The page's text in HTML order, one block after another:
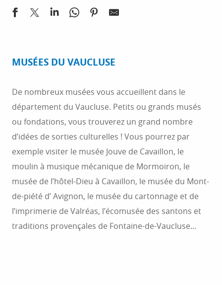
cuisiner ensuite pour des repas généreux partagés
du Syndicat d’Initiative pour connaître toutes les
du Vaucluse ? Vous trouverez aussi, sur nos pages,
ou estivales, des activités nature, des visites
culturelles ou des idées d’excursions
gourmandes.Vous pouvez préparer vos vacances en
choisissant votre hébergement en ligne.
MUSÉES DU VAUCLUSE
De nombreux musées vous accueillent dans le
département du Vaucluse. Petits ou grands musés
ou fondations, vous trouverez un grand nombre
d’idées de sorties culturelles ! Vous pourrez par
exemple visiter le musée Jouve de Cavaillon, le
moulin à musique mécanique de Mormoiron, le
musée de l’hôtel-Dieu à Cavaillon, le musée du Mont-
de-piété d’ Avignon, le musée du cartonnage et de
l’imprimerie de Valréas, l’écomusée des santons et
traditions provençales de Fontaine-de-Vaucluse…